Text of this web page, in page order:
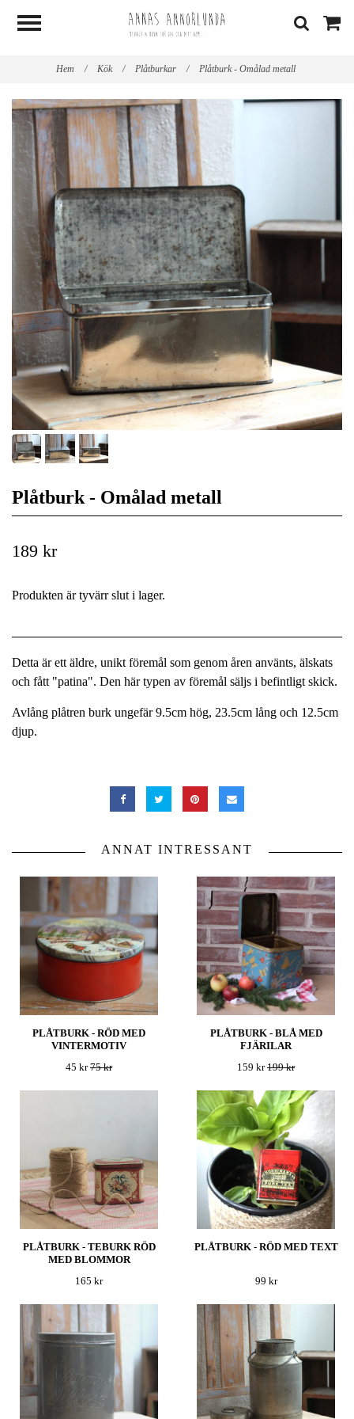
Hem / Kök / Plåtburkar / Plåtburk - Omålad metall
Plåtburk - Omålad metall
189 kr
Produkten är tyvärr slut i lager.
Detta är ett äldre, unikt föremål som genom åren använts, älskats
och fått "patina". Den här typen av föremål säljs i befintligt skick.
Avlång plåtren burk ungefär 9.5cm hög, 23.5cm lång och 12.5cm
djup.
ANNAT INTRESSANT
PLÅTBURK - RÖD MED
VINTERMOTIV
45 kr75 kr
PLÅTBURK - BLÅ MED
FJÄRILAR
159 kr199 kr
PLÅTBURK - TEBURK RÖD
MED BLOMMOR
165 kr
PLÅTBURK - RÖD MED TEXT
99 kr